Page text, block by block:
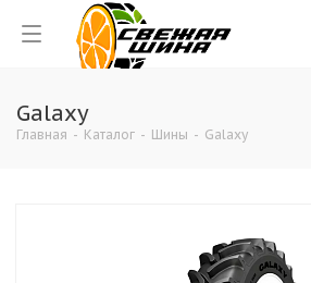
Galaxy
Главная - Каталог - Шины - Galaxy